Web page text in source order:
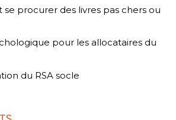
procurer des livres pas chers ou
pour les allocataires du
du RSA socle